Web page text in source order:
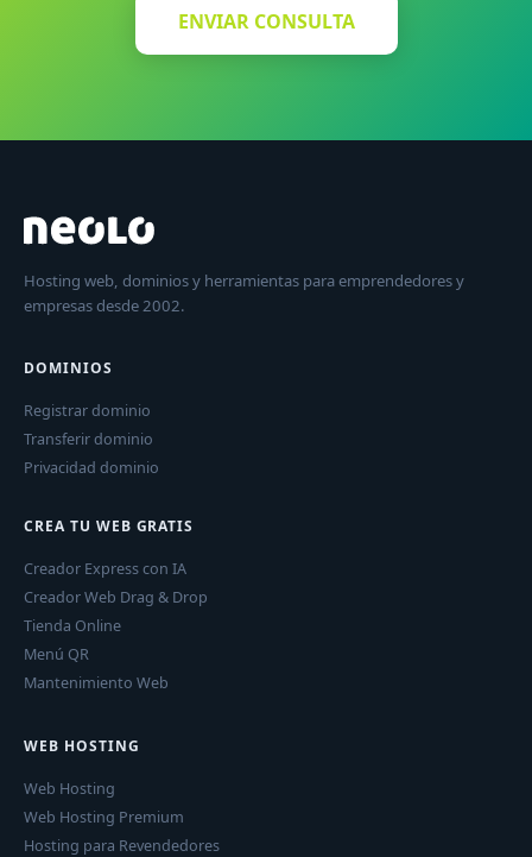
ENVIAR CONSULTA
Hosting web, dominios y herramientas para emprendedores y
empresas desde 2002.
DOMINIOS
Registrar dominio
Transferir dominio
Privacidad dominio
CREA TU WEB GRATIS
Creador Express con IA
Creador Web Drag & Drop
Tienda Online
Menú QR
Mantenimiento Web
WEB HOSTING
Web Hosting
Web Hosting Premium
Hosting para Revendedores